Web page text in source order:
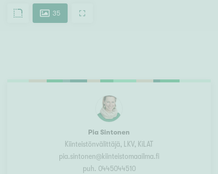
35
Pia Sintonen
Kiinteistönvälittäjä, LKV, KiLAT
pia.sintonen@kiinteistomaailma.fi
puh. 0445044510